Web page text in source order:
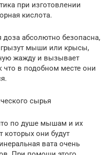
при изготовлении
кислота.
абсолютно безопасна,
грызут мыши или крысы,
жажду и вызывает
в подобном месте они
сырья
по душе мышам и их
которых они будут
вата очень